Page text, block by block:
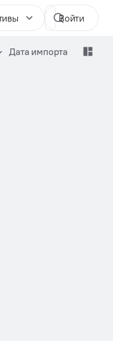
Войти
Дата импорта